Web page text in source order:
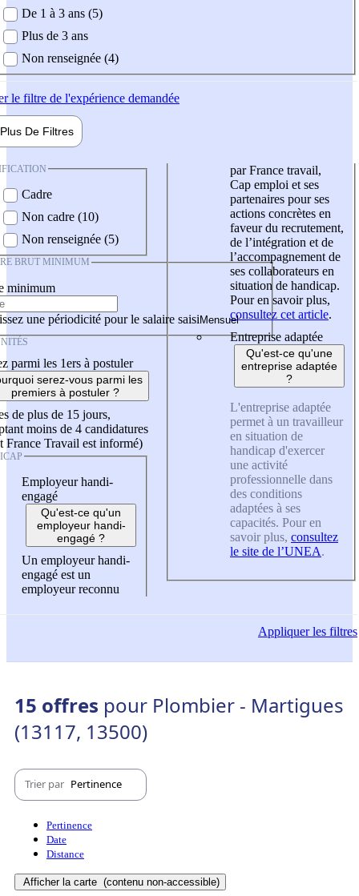
De 1 à 3 ans (5)
Plus de 3 ans
Non renseignée (4)
le filtre de l'expérience demandée
Plus De Filtres
Cadre
Non cadre (10)
Non renseignée (5)
BRUT MINIMUM
minimum
une périodicité pour le salaire saisi
parmi les 1ers à postuler
serez-vous parmi les
premiers à postuler ?
de plus de 15 jours,
moins de 4 candidatures
France Travail est informé)
Employeur handi-
engagé
Qu'est-ce qu'un
employeur handi-
engagé ?
Un employeur handi-
engagé est un
employeur reconnu
par France travail,
Cap emploi et ses
partenaires pour ses
actions concrètes en
faveur du recrutement,
de l’intégration et de
l’accompagnement de
ses collaborateurs en
situation de handicap.
Pour en savoir plus,
consultez cet article.
Entreprise adaptée
Qu'est-ce qu'une
entreprise adaptée
?
L'entreprise adaptée
permet à un travailleur
en situation de
handicap d'exercer
une activité
professionnelle dans
des conditions
adaptées à ses
capacités. Pour en
savoir plus, consultez
le site de l’UNEA.
Appliquerles filtres
15 offres pour Plombier - Martigues
(13117, 13500)
Trier par Pertinence
Pertinence
Date
Distance
Afficher la carte (contenu non-accessible)